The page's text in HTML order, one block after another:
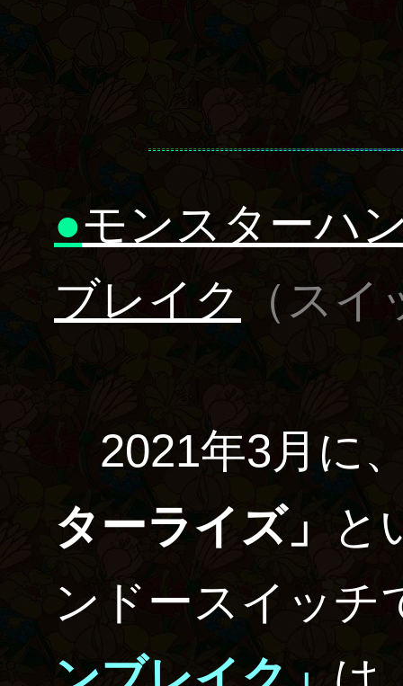
●モンスターハ
ブレイク
（ス
2021年3月に
ターライズ」
と
ンドースイッチ